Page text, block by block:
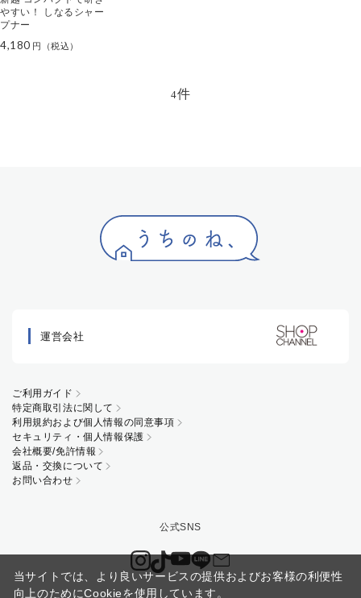
やすい！ しなるシャー
プナー
4,180
4件
運営会社
ご利用ガイド
特定商取引法に関して
利用規約および個人情報の同意事項
セキュリティ・個人情報保護
会社概要/免許情報
返品・交換について
お問い合わせ
当サイトでは、より良いサービスの提供およびお客様の利便性
向上のためにCookieを使用しています。